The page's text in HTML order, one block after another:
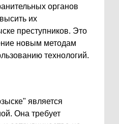
органов
их
преступников. Это
новым методам
технологий.
является
Она требует